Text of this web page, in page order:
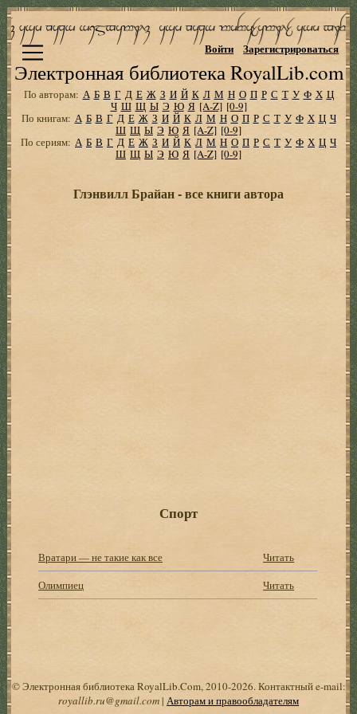
Электронная библиотека RoyalLib.com
Войти Зарегистрироваться
По авторам: А Б В Г Д Е Ж З И Й К Л М Н О П Р С Т У Ф Х Ц
Ч Ш Щ Ы Э Ю Я [A-Z] [0-9]
По книгам: А Б В Г Д Е Ж З И Й К Л М Н О П Р С Т У Ф Х Ц Ч
Ш Щ Ы Э Ю Я [A-Z] [0-9]
По сериям: А Б В Г Д Е Ж З И Й К Л М Н О П Р С Т У Ф Х Ц Ч
Ш Щ Ы Э Ю Я [A-Z] [0-9]
Глэнвилл Брайан - все книги автора
Спорт
Вратари — не такие как все
Читать
Олимпиец
Читать
© Электронная библиотека RoyalLib.Com, 2010-2026. Контактный e-mail:
royallib.ru@gmail.com| Авторам и правообладателям